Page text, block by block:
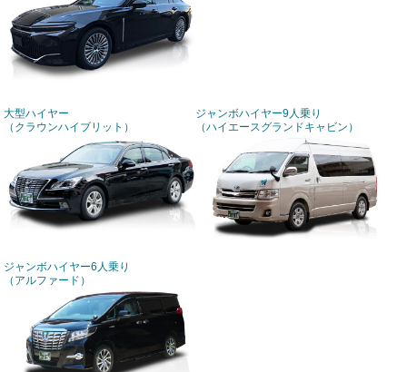
大型ハイヤー
（クラウンハイブリット）
ジャンボハイヤー9人乗り
（ハイエースグランドキャビン）
ジャンボハイヤー6人乗り
（アルファード）